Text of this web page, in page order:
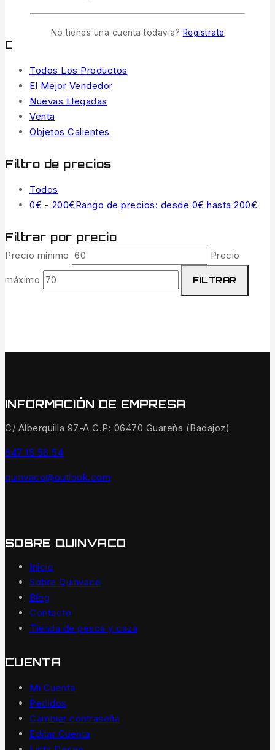
CARPFISHING(1)
Destacar
Todos Los Productos
El Mejor Vendedor
Nuevas Llegadas
Venta
Objetos Calientes
Filtro de precios
Todos
0€ - 200€Rango de precios: desde 0€ hasta 200€
Filtrar por precio
Precio mínimo Precio
máximo FILTRAR
INFORMACIÓN DE EMPRESA
C/ Alberquilla 97-A C.P: 06470 Guareña (Badajoz)
647 15 56 54
quinvaco@outlook.com
SOBRE QUINVACO
Inicio
Sobre Quinvaco
Blog
Contacto
Tienda de pesca y caza
CUENTA
Mi Cuenta
Pedidos
Cambiar contraseña
Editar Cuenta
No tienes una cuenta todavía? Regístrate